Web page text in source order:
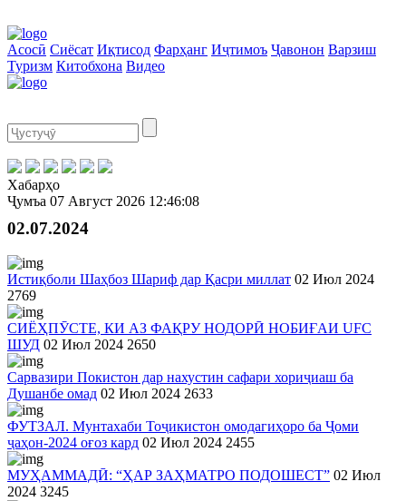
Асосӣ Сиёсат Иқтисод Фарҳанг Иҷтимоъ Ҷавонон Варзиш
Туризм Китобхона Видео
Хабарҳо
Ҷумъа 07 Август 2026 12:46:08
02.07.2024
Истиқболи Шаҳбоз Шариф дар Қасри миллат 02 Июл 2024
2769
СИЁҲПӮСТЕ, КИ АЗ ФАҚРУ НОДОРӢ НОБИҒАИ UFC
ШУД 02 Июл 2024 2650
Сарвазири Покистон дар нахустин сафари хориҷиаш ба
Душанбе омад 02 Июл 2024 2633
ФУТЗАЛ. Мунтахаби Тоҷикистон омодагиҳоро ба Ҷоми
ҷаҳон-2024 оғоз кард 02 Июл 2024 2455
МУҲАММАДӢ: “ҲАР ЗАҲМАТРО ПОДОШЕСТ” 02 Июл
2024 3245